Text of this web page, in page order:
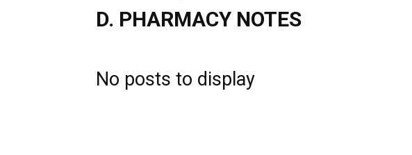
D. PHARMACY NOTES
No posts to display